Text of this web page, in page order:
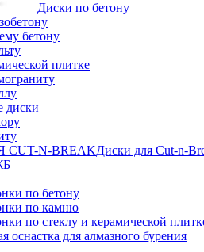
Диски по бетону
бетону
плитке
диски
Диски для Cut-n-
по бетону
по камню
по стеклу и керамической
оснастка для алмазного бурения